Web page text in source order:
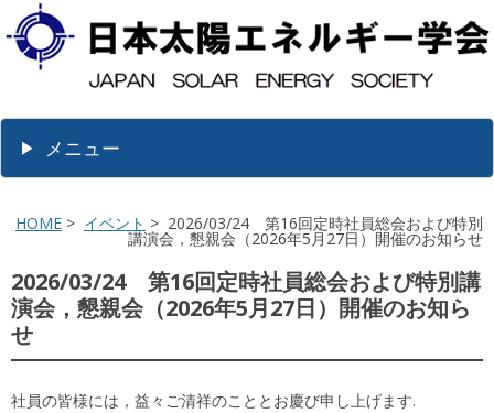
メニュー
HOME > イベント > 2026/03/24 第16回定時社員総会および特別
講演会，懇親会（2026年5月27日）開催のお知らせ
2026/03/24 第16回定時社員総会および特別講
演会，懇親会（2026年5月27日）開催のお知ら
せ
社員の皆様には，益々ご清祥のこととお慶び申し上げます.